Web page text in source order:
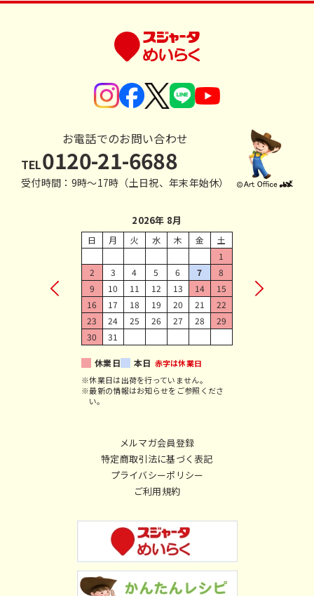
お電話でのお問い合わせ
TEL0120-21-6688
受付時間：9時〜17時（土日祝、年末年始休）
メルマガ会員登録
特定商取引法に基づく表記
プライバシーポリシー
ご利用規約
2026年 8月
日 月 火 水 木 金
土
1
2
3 4 5 6 7
8
9
10 11 12 13 14
15
16
17 18 19 20 21
22
23
24 25 26 27 28
29
30
31
休業日 本日 赤字は休業日
※休業日は出荷を行っていません。
※最新の情報はお知らせをご参照くださ
い。